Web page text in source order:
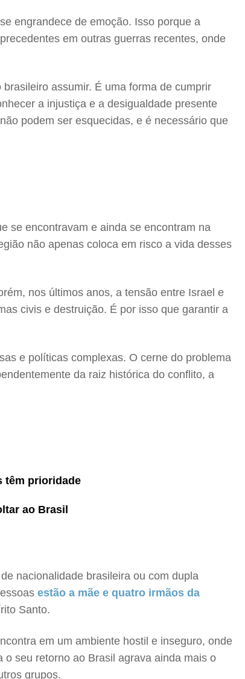
engrandece de emoção. Isso porque a
em outras guerras recentes, onde
assumir. É uma forma de cumprir
a injustiça e a desigualdade presente
podem ser esquecidas, e é necessário que
se encontravam e ainda se encontram na
não apenas coloca em risco a vida desses
nos últimos anos, a tensão entre Israel e
civis e destruição. É por isso que garantir a
e políticas complexas. O cerne do problema
da raiz histórica do conflito, a
têm prioridade
ao Brasil
nacionalidade brasileira ou com dupla
estão a mãe e quatro irmãos da
Santo.
em um ambiente hostil e inseguro, onde
seu retorno ao Brasil agrava ainda mais o
grupos.